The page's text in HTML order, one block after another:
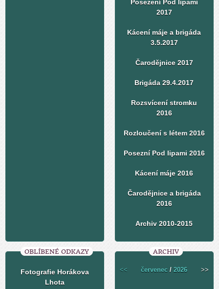
Posezení Pod lipami
2017
Kácení máje a brigáda
3.5.2017
Čarodějnice 2017
Brigáda 29.4.2017
Rozsvícení stromku
2016
Rozloučení s létem 2016
Posezní Pod lipami 2016
Kácení máje 2016
Čarodějnice a brigáda
2016
Archiv 2010-2015
OBLÍBENÉ ODKAZY
Fotografie Horákova
Lhota
ARCHIV
<< červenec /2026 >>